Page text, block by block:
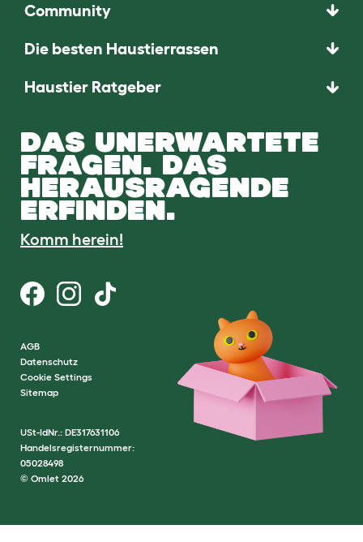
Community
Die besten Haustierrassen
Haustier Ratgeber
DAS UNERWARTETE
FRAGEN. DAS
HERAUSRAGENDE
ERFINDEN.
Komm herein!
AGB
Datenschutz
Cookie Settings
Sitemap
USt-IdNr.: DE317631106
Handelsregisternummer:
05028498
© Omlet 2026